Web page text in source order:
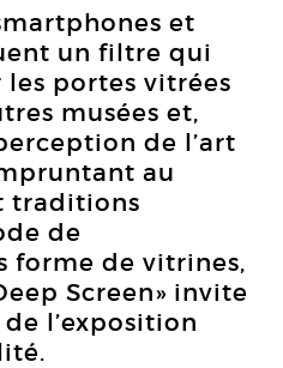
et
un filtre qui
portes vitrées
musées et,
de l’art
au
traditions
de
forme de vitrines,
Screen» invite
l’exposition